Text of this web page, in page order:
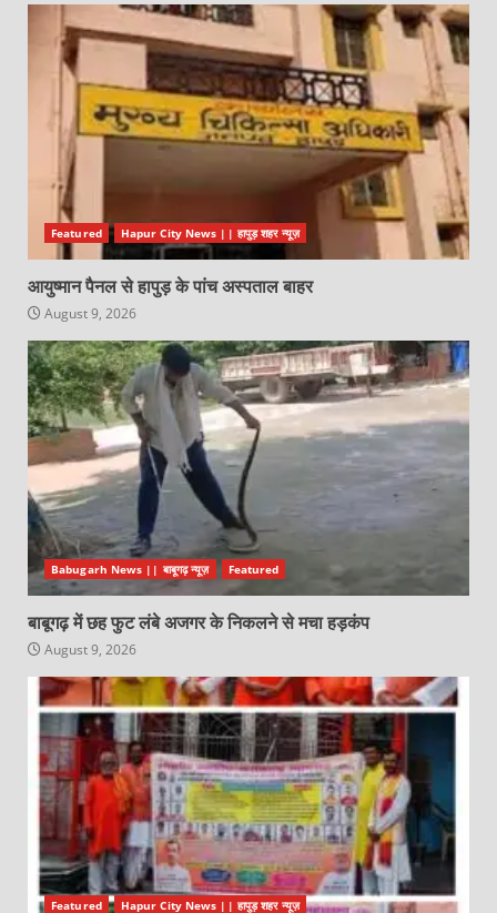
Featured Hapur City News || हापुड़ शहर न्यूज़
आयुष्मान पैनल से हापुड़ के पांच अस्पताल बाहर
August 9, 2026
Babugarh News || बाबूगढ़ न्यूज़ Featured
बाबूगढ़ में छह फुट लंबे अजगर के निकलने से मचा हड़कंप
August 9, 2026
Featured Hapur City News || हापुड़ शहर न्यूज़